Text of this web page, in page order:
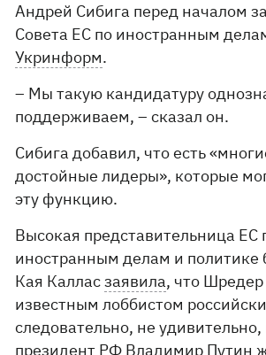
Андрей Сибига перед началом
Совета ЕС по иностранным
Укринформ.
– Мы такую ​​кандидатуру
поддерживаем, – сказал он.
Сибига добавил, что есть
достойные лидеры», которые
эту функцию.
Высокая представительница ЕС
иностранным делам и политике
Кая Калласзаявила, что Шредер
известным лоббистом
следовательно, не
президент РФ Владимир Путин